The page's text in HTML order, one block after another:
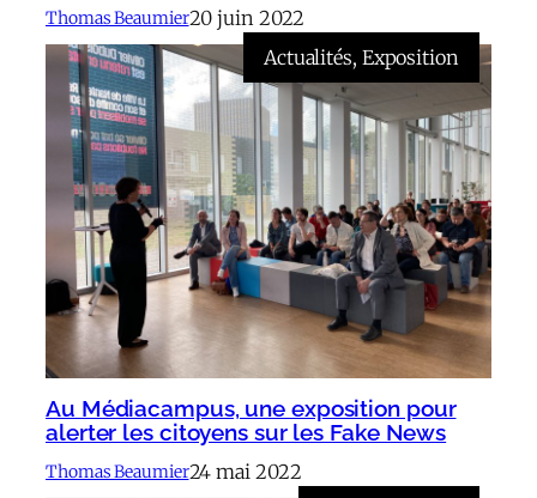
Thomas Beaumier20 juin 2022
Actualités, Exposition
Au Médiacampus, une exposition pour
alerter les citoyens sur les Fake News
Thomas Beaumier24 mai 2022